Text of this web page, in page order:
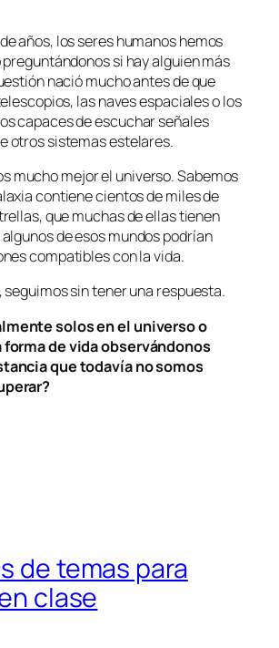
años, los seres humanos hemos
si hay alguien más
nació mucho antes de que
las naves espaciales o los
capaces de escuchar señales
otros sistemas estelares.
mucho mejor el universo. Sabemos
contiene cientos de miles de
que muchas de ellas tienen
de esos mundos podrían
compatibles con la vida.
seguimos sin tener una respuesta.
solos en el universo o
de vida observándonos
que todavía no somos
de temas para
clase